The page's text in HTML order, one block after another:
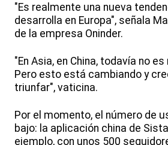
"Es realmente una nueva
desarrolla en Europa", señala
de la empresa Oninder.
"En Asia, en China, todavía no
Pero esto está cambiando y
triunfar", vaticina.
Por el momento, el número de
bajo: la aplicación china de
ejemplo, con unos 500